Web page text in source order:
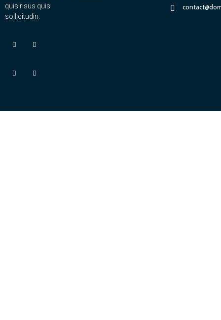
quis risus quis
sollicitudin.